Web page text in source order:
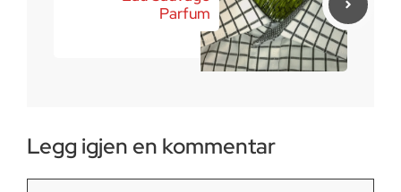
Parfum
Legg igjen en kommentar